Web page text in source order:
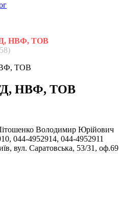
НВФ, ТОВ
НВФ, ТОВ
Володимир Юрійович
044-4952914, 044-4952911
вул. Саратовська, 53/31, оф.69